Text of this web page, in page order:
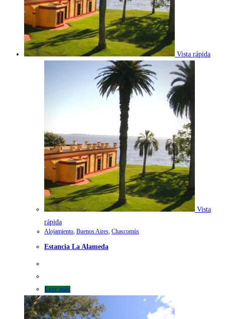
Vista rápida
Vista
rápida
Alojamiento, Buenos Aires, Chascomús
Estancia La Alameda
Leer más